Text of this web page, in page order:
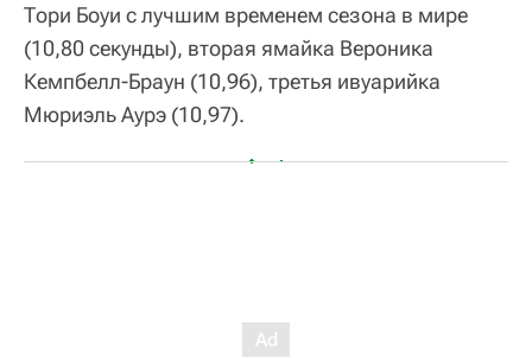
Тори Боуи с лучшим временем сезона в мире
(10,80 секунды), вторая ямайка Вероника
Кемпбелл-Браун (10,96), третья ивуарийка
Мюриэль Аурэ (10,97).